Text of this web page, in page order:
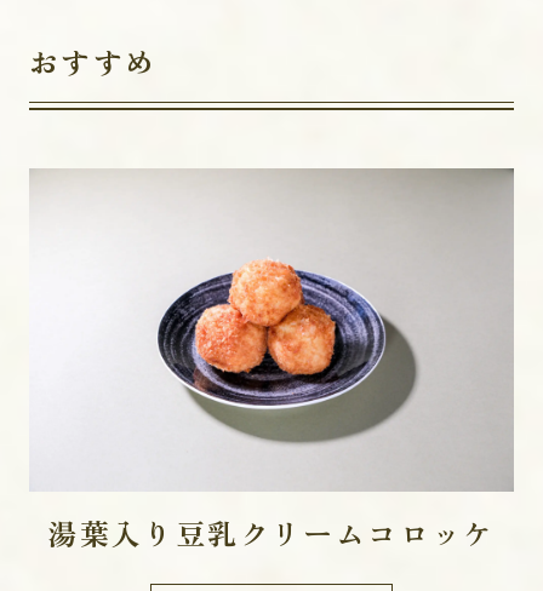
おすすめ
湯葉入り豆乳クリームコロッケ